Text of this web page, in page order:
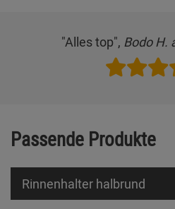
"Alles top", Bodo H.
Passende Produkte
Rinnenhalter halbrund